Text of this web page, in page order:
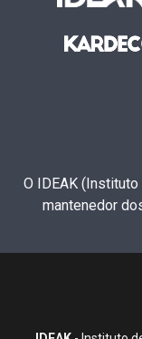
O IDEAK
mantenedor